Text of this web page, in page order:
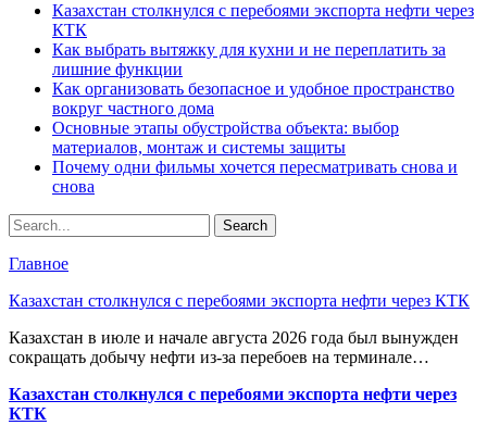
Казахстан столкнулся с перебоями экспорта нефти через
КТК
Как выбрать вытяжку для кухни и не переплатить за
лишние функции
Как организовать безопасное и удобное пространство
вокруг частного дома
Основные этапы обустройства объекта: выбор
материалов, монтаж и системы защиты
Почему одни фильмы хочется пересматривать снова и
снова
Главное
Казахстан столкнулся с перебоями экспорта нефти через КТК
Казахстан в июле и начале августа 2026 года был вынужден
сокращать добычу нефти из-за перебоев на терминале…
Казахстан столкнулся с перебоями экспорта нефти через
КТК